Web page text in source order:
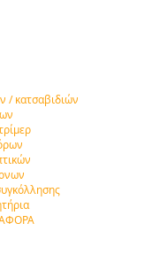
/ κατσαβιδιών